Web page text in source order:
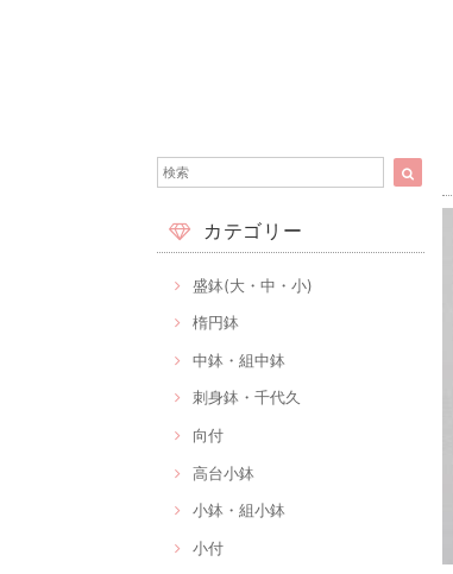
カテゴリー
盛鉢(大・中・小)
楕円鉢
中鉢・組中鉢
刺身鉢・千代久
向付
高台小鉢
小鉢・組小鉢
小付